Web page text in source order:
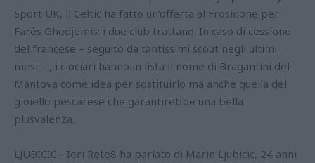
Sport UK, il Celtic ha fatto un’offerta al Frosinone per
Farès Ghedjemis: i due club trattano. In caso di cessione
del francese – seguito da tantissimi scout negli ultimi
mesi – , i ciociari hanno in lista il nome di Bragantini del
Mantova come idea per sostituirlo ma anche quella del
gioiello pescarese che garantirebbe una bella
plusvalenza.
LJUBICIC - Ieri Rete8 ha parlato di Marin Ljubicic, 24 anni